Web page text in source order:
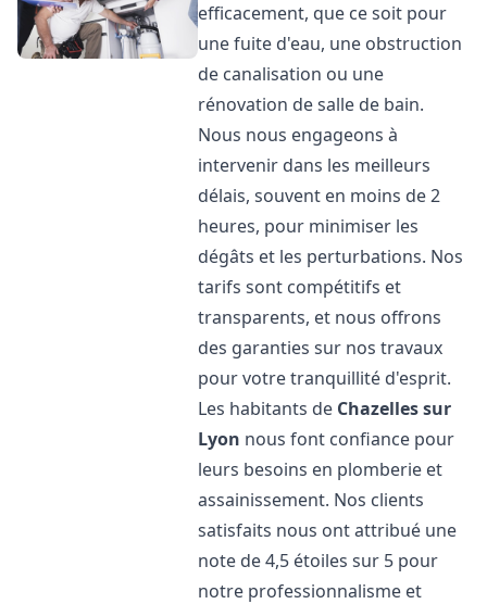
efficacement, que ce soit pour
une fuite d'eau, une obstruction
de canalisation ou une
rénovation de salle de bain.
Nous nous engageons à
intervenir dans les meilleurs
délais, souvent en moins de 2
heures, pour minimiser les
dégâts et les perturbations. Nos
tarifs sont compétitifs et
transparents, et nous offrons
des garanties sur nos travaux
pour votre tranquillité d'esprit.
Les habitants de Chazelles sur
Lyon nous font confiance pour
leurs besoins en plomberie et
assainissement. Nos clients
satisfaits nous ont attribué une
note de 4,5 étoiles sur 5 pour
notre professionnalisme et